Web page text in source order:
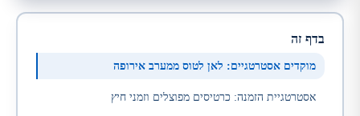
בדף זה
מוקדים אסטרטגיים: לאן לטוס ממערב אירופה
אסטרטגיית הזמנה: כרטיסים מפוצלים וזמני חיץ